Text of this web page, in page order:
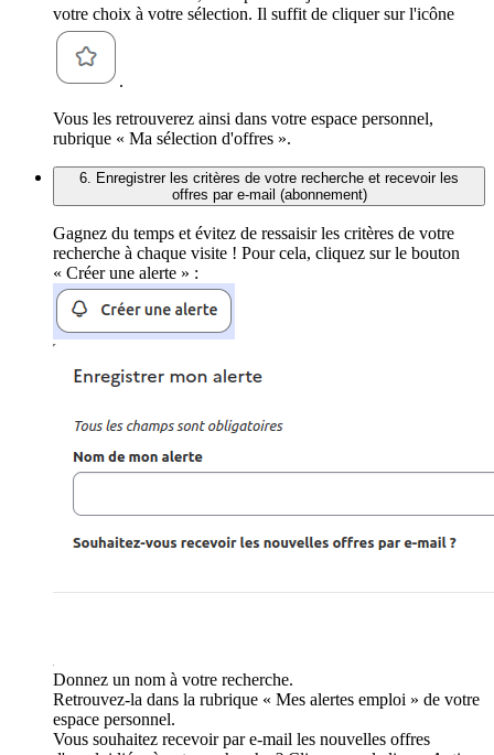
votre choix à votre sélection. Il suffit de cliquer sur l'icône
.
Vous les retrouverez ainsi dans votre espace personnel,
rubrique « Ma sélection d'offres ».
6. Enregistrer les critères de votre recherche et recevoir les
offres par e-mail (abonnement)
Gagnez du temps et évitez de ressaisir les critères de votre
recherche à chaque visite ! Pour cela, cliquez sur le bouton
« Créer une alerte » :
Donnez un nom à votre recherche.
Retrouvez-la dans la rubrique « Mes alertes emploi » de votre
espace personnel.
Vous souhaitez recevoir par e-mail les nouvelles offres